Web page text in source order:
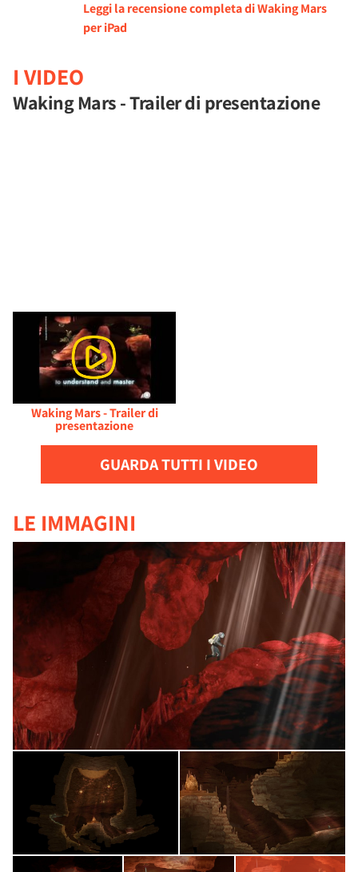
Leggi la recensione completa di Waking Mars
per iPad
I VIDEO
Waking Mars - Trailer di presentazione
Waking Mars - Trailer di
presentazione
GUARDA TUTTI I VIDEO
LE IMMAGINI